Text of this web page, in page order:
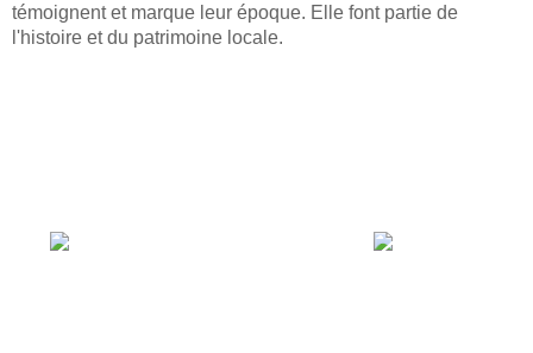
témoignent et marque leur époque. Elle font partie de
l'histoire et du patrimoine locale.